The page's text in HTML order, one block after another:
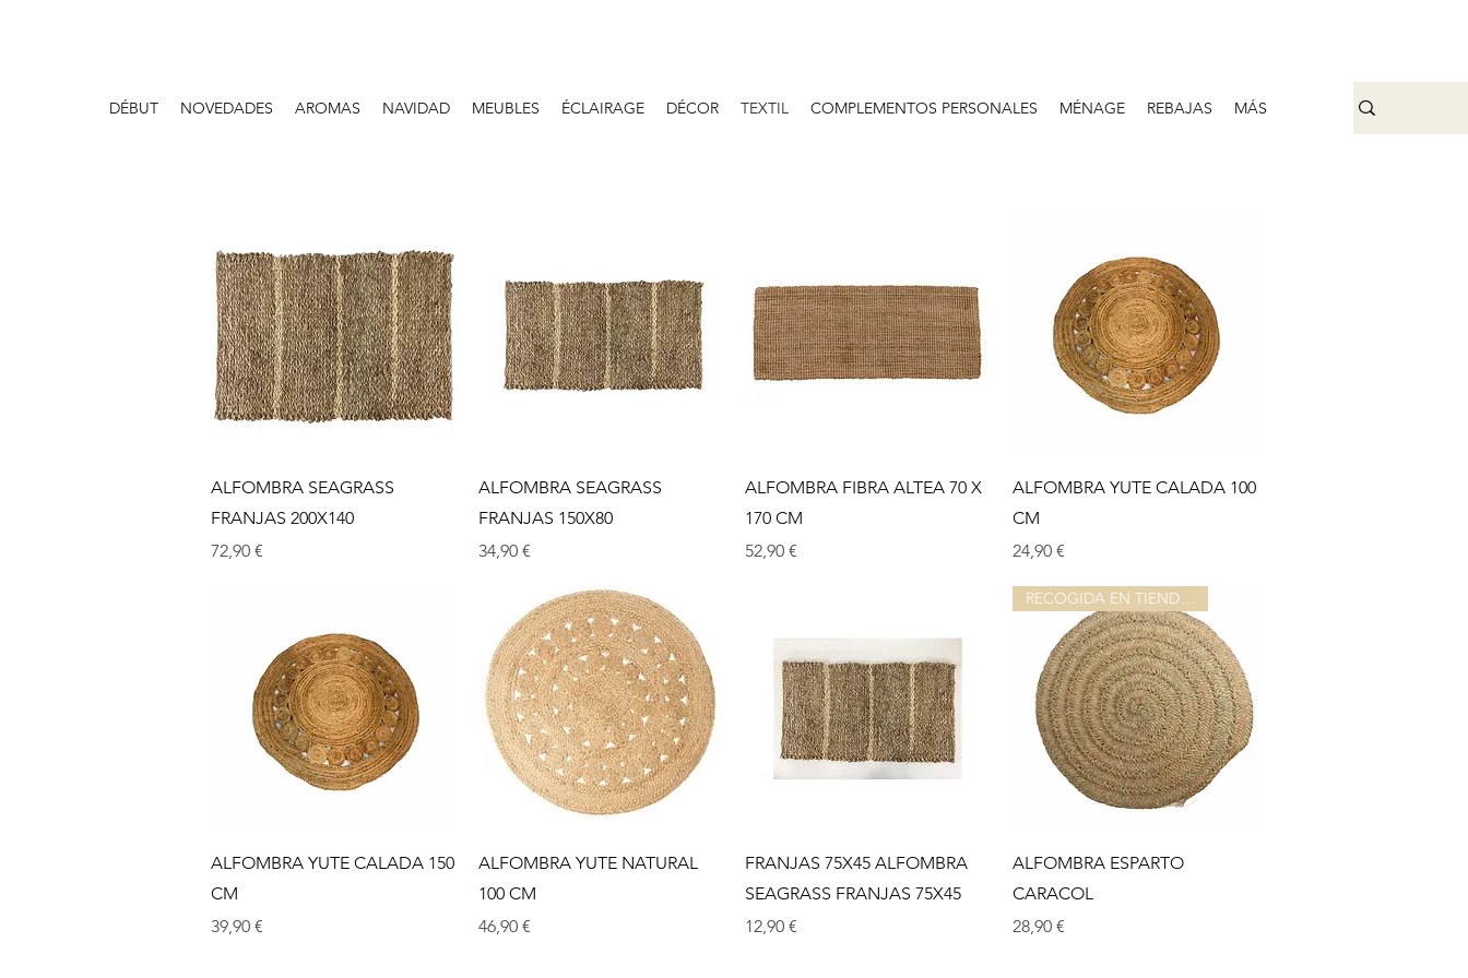
DÉBUT NOVEDADES AROMAS NAVIDAD MEUBLES ÉCLAIRAGE DÉCOR TEXTIL COMPLEMENTOS PERSONALES MÉNAGE REBAJAS MÁS
Aperçu rapide
ALFOMBRA SEAGRASS
FRANJAS 200X140
Prix
72,90 €
Aperçu rapide
ALFOMBRA SEAGRASS
FRANJAS 150X80
Prix
34,90 €
Aperçu rapide
ALFOMBRA FIBRA ALTEA 70 X
170 CM
Prix
52,90 €
Aperçu rapide
ALFOMBRA YUTE CALADA 100
CM
Prix
24,90 €
Aperçu rapide
ALFOMBRA YUTE CALADA 150
CM
Prix
39,90 €
Aperçu rapide
ALFOMBRA YUTE NATURAL
100 CM
Prix
46,90 €
Aperçu rapide
FRANJAS 75X45 ALFOMBRA
SEAGRASS FRANJAS 75X45
Prix
12,90 €
Aperçu rapide
RECOGIDA EN TIENDA O ALMACEN
ALFOMBRA ESPARTO
CARACOL
Prix
28,90 €